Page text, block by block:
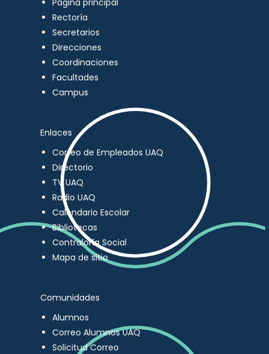
Página principal
Rectoría
Secretarios
Direcciones
Coordinaciones
Facultades
Campus
Enlaces
Correo de Empleados UAQ
Directorio
TV UAQ
Radio UAQ
Calendario Escolar
Bibliotecas
Contraloría Social
Mapa de sitio
Comunidades
Alumnos
Correo Alumnos UAQ
Solicitud Correo